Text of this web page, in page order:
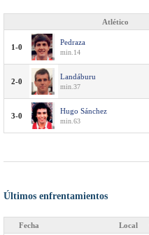
Atlético
1-0
Pedraza
min.14
2-0
Landáburu
min.37
3-0
Hugo Sánchez
min.63
Últimos enfrentamientos
Fecha Local